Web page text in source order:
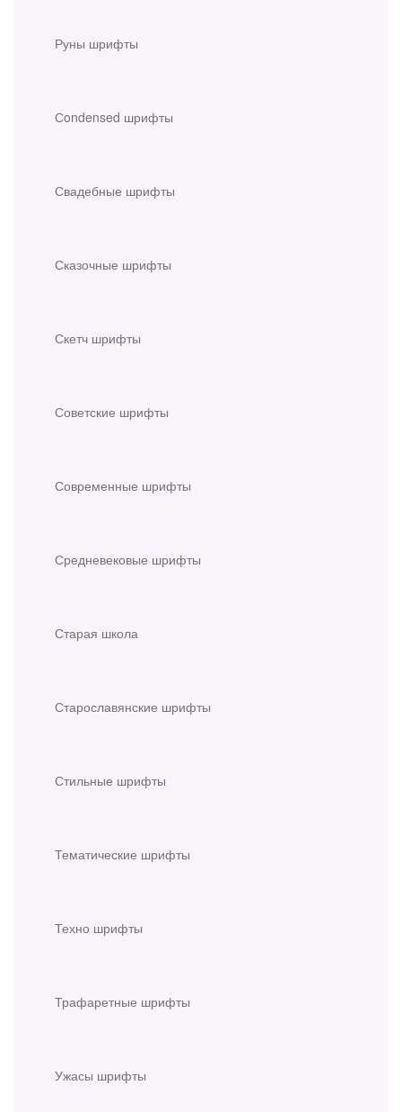
Руны шрифты
Сondensed шрифты
Свадебные шрифты
Сказочные шрифты
Скетч шрифты
Советские шрифты
Современные шрифты
Средневековые шрифты
Старая школа
Старославянские шрифты
Стильные шрифты
Тематические шрифты
Техно шрифты
Трафаретные шрифты
Ужасы шрифты